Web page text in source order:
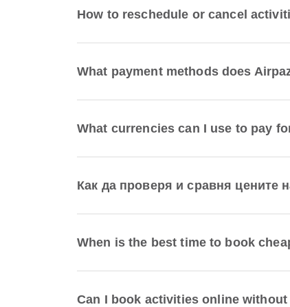
How to reschedule or cancel
What payment methods does
What currencies can I use to pay
Как да проверя и сравня цените
When is the best time to book
Can I book activities online